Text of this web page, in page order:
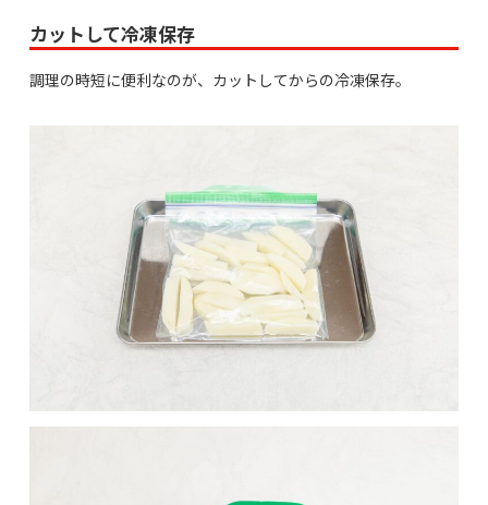
カットして冷凍保存
調理の時短に便利なのが、カットしてからの冷凍保存。